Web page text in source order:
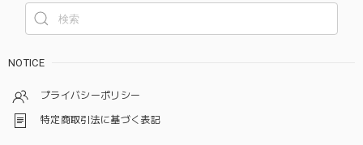
NOTICE
プライバシーポリシー
特定商取引法に基づく表記